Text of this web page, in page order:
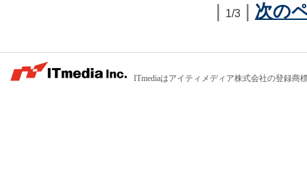
| 1/3 | 次の
ITmediaはアイティメディア株式会社の登録商